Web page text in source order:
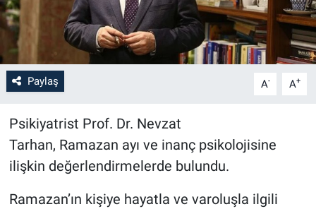
Paylaş A- A+
Psikiyatrist Prof. Dr. Nevzat
Tarhan, Ramazan ayı ve inanç psikolojisine
ilişkin değerlendirmelerde bulundu.
Ramazan’ın kişiye hayatla ve varoluşla ilgili